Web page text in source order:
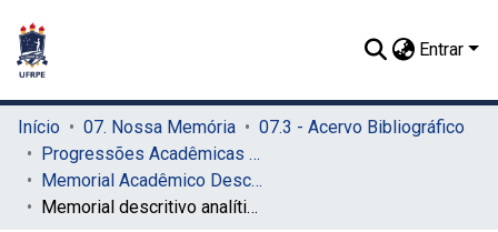
Entrar
Início 07. Nossa Memória
07.3 - Acervo Bibliográfico
Progressões Acadêmicas para Professor Titular
Memorial Acadêmico Descritivo
Memorial descritivo analítico